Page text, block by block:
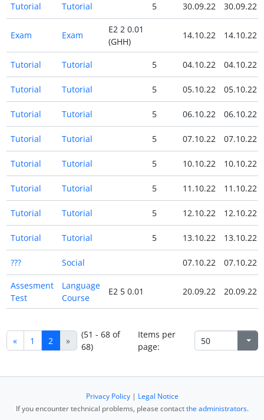
Tutorial Tutorial 5 30.09.22 30.09.22
Exam Exam
E2 2 0.01
(GHH)
14.10.22 14.10.22
Tutorial Tutorial 5 04.10.22 04.10.22
Tutorial Tutorial 5 05.10.22 05.10.22
Tutorial Tutorial 5 06.10.22 06.10.22
Tutorial Tutorial 5 07.10.22 07.10.22
Tutorial Tutorial 5 10.10.22 10.10.22
Tutorial Tutorial 5 11.10.22 11.10.22
Tutorial Tutorial 5 12.10.22 12.10.22
Tutorial Tutorial 5 13.10.22 13.10.22
??? Social 07.10.22 07.10.22
Assesment
Test
Language
Course
E2 5 0.01 20.09.22 20.09.22
« 1 2 »
(51 - 68 of
68)
Items per
page:
Privacy Policy| Legal Notice
If you encounter technical problems, please contactthe administrators.